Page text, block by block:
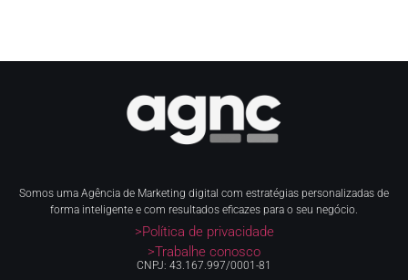
Somos uma Agência de Marketing digital com estratégias personalizadas de
forma inteligente e com resultados eficazes para o seu negócio.
>Política de privacidade
>Trabalhe conosco
CNPJ: 43.167.997/0001-81